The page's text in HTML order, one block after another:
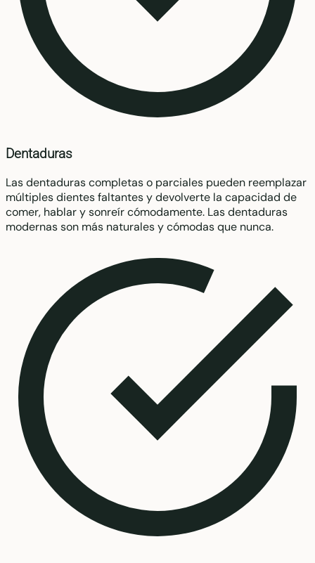
Dentaduras
Las dentaduras completas o parciales pueden reemplazar
múltiples dientes faltantes y devolverte la capacidad de
comer, hablar y sonreír cómodamente. Las dentaduras
modernas son más naturales y cómodas que nunca.